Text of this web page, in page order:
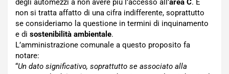
degli automezzi a non avere più l’accesso all’area C. E
non si tratta affatto di una cifra indifferente, soprattutto
se consideriamo la questione in termini di inquinamento
e di sostenibilità ambientale.
L’amministrazione comunale a questo proposito fa
notare:
“Un dato significativo, soprattutto se associato alla